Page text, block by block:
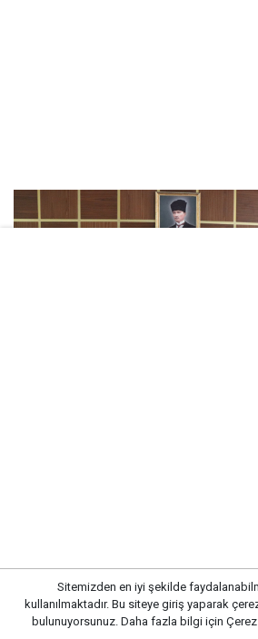
gerektiğini söyledi.Çetin, terör
yönelik olası düzenlemeler
oluşabilecek kaygıların dikkate
Sitemizden en iyi şekilde
kullanılmaktadır. Bu siteye giriş yaparak
bulunuyorsunuz. Daha fazla bilgi için